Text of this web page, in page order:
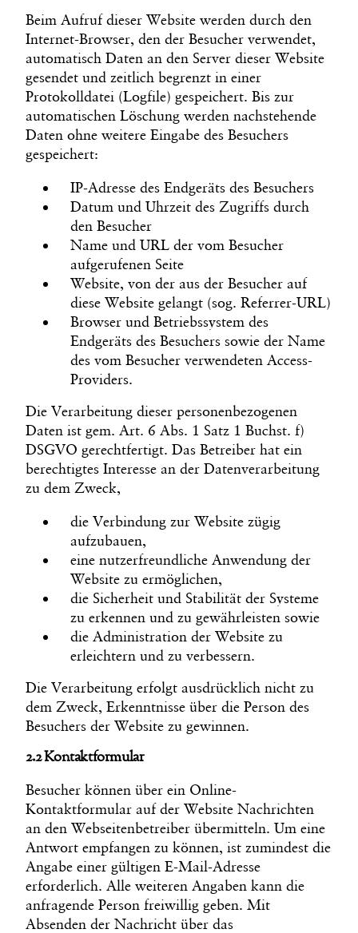
Beim Aufruf dieser Website werden durch den
Internet-Browser, den der Besucher verwendet,
automatisch Daten an den Server dieser Website
gesendet und zeitlich begrenzt in einer
Protokolldatei (Logfile) gespeichert. Bis zur
automatischen Löschung werden nachstehende
Daten ohne weitere Eingabe des Besuchers
gespeichert:
IP-Adresse des Endgeräts des Besuchers
Datum und Uhrzeit des Zugriffs durch
den Besucher
Name und URL der vom Besucher
aufgerufenen Seite
Website, von der aus der Besucher auf
diese Website gelangt (sog. Referrer-URL)
Browser und Betriebssystem des
Endgeräts des Besuchers sowie der Name
des vom Besucher verwendeten Access-
Providers.
Die Verarbeitung dieser personenbezogenen
Daten ist gem. Art. 6 Abs. 1 Satz 1 Buchst. f)
DSGVO gerechtfertigt. Das Betreiber hat ein
berechtigtes Interesse an der Datenverarbeitung
zu dem Zweck,
die Verbindung zur Website zügig
aufzubauen,
eine nutzerfreundliche Anwendung der
Website zu ermöglichen,
die Sicherheit und Stabilität der Systeme
zu erkennen und zu gewährleisten sowie
die Administration der Website zu
erleichtern und zu verbessern.
Die Verarbeitung erfolgt ausdrücklich nicht zu
dem Zweck, Erkenntnisse über die Person des
Besuchers der Website zu gewinnen.
2.2 Kontaktformular
Besucher können über ein Online-
Kontaktformular auf der Website Nachrichten
an den Webseitenbetreiber übermitteln. Um eine
Antwort empfangen zu können, ist zumindest die
Angabe einer gültigen E-Mail-Adresse
erforderlich. Alle weiteren Angaben kann die
anfragende Person freiwillig geben. Mit
Absenden der Nachricht über das